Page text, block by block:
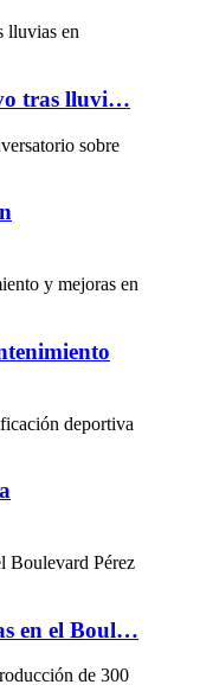
tras lluvi…
en el Boul…